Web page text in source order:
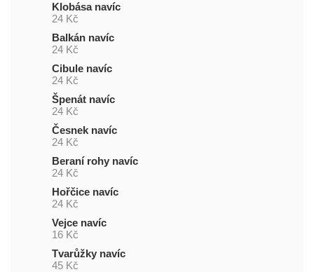
Klobása navíc
24 Kč
Balkán navíc
24 Kč
Cibule navíc
24 Kč
Špenát navíc
24 Kč
Česnek navíc
24 Kč
Beraní rohy navíc
24 Kč
Hořčice navíc
24 Kč
Vejce navíc
16 Kč
Tvarůžky navíc
45 Kč